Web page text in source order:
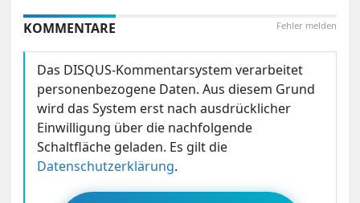
Fehler melden
KOMMENTARE
Das DISQUS-Kommentarsystem verarbeitet
personenbezogene Daten. Aus diesem Grund
wird das System erst nach ausdrücklicher
Einwilligung über die nachfolgende
Schaltfläche geladen. Es gilt die
Datenschutzerklärung.